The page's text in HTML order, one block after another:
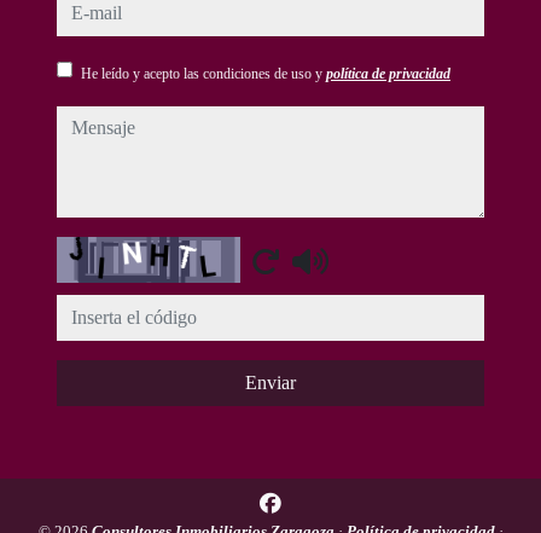
e-mail
He leído y acepto las condiciones de uso y política de privacidad
mensaje
Captcha
Enviar